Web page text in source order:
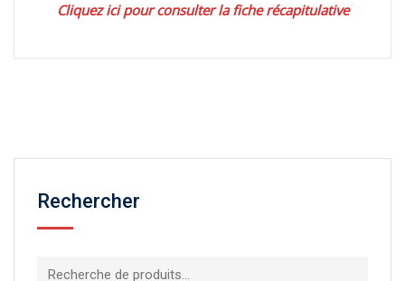
Cliquez ici pour consulter la fiche récapitulative
Rechercher
Recherche